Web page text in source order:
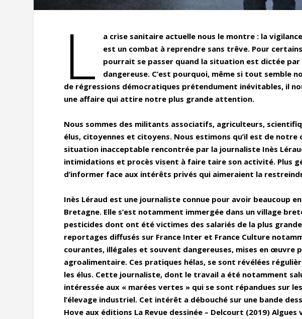
L
a crise sanitaire actuelle nous le montre : la
est un combat à reprendre sans trêve. Pour
pourrait se passer quand la situation est dictée
dangereuse. C’est pourquoi, même si tout semble
de régressions démocratiques prétendument inévitables, il
une affaire qui attire notre plus grande attention.
Nous sommes des militants associatifs, agriculteurs,
élus, citoyennes et citoyens. Nous estimons qu’il est de
situation inacceptable rencontrée par la journaliste Inès
intimidations et procès visent à faire taire son activité. Plus
d’informer face aux intérêts privés qui aimeraient la
Inès Léraud est une journaliste connue pour avoir beaucoup
Bretagne. Elle s’est notamment immergée dans un village
pesticides dont ont été victimes des salariés de la plus
reportages diffusés sur France Inter et France Culture
courantes, illégales et souvent dangereuses, mises en œuvre
agroalimentaire. Ces pratiques hélas, se sont révélées
les élus. Cette journaliste, dont le travail a été notamment
intéressée aux « marées vertes » qui se sont répandues sur
l’élevage industriel. Cet intérêt a débouché sur une bande
Hove aux éditions La Revue dessinée – Delcourt (2019)